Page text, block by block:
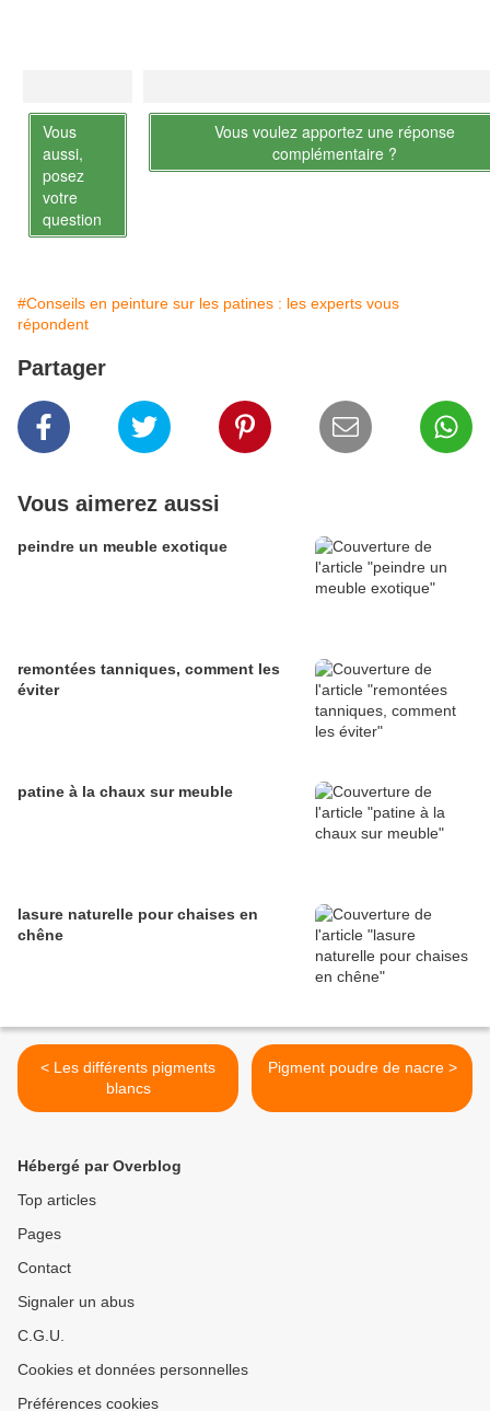
Vous
aussi,
posez
votre
question
Vous voulez apportez une réponse
complémentaire ?
#Conseils en peinture sur les patines : les experts vous
répondent
Partager
Vous aimerez aussi
peindre un meuble exotique
remontées tanniques, comment les
éviter
patine à la chaux sur meuble
lasure naturelle pour chaises en
chêne
< Les différents pigments
blancs
Pigment poudre de nacre >
Hébergé par Overblog
Top articles
Pages
Contact
Signaler un abus
C.G.U.
Cookies et données personnelles
Préférences cookies